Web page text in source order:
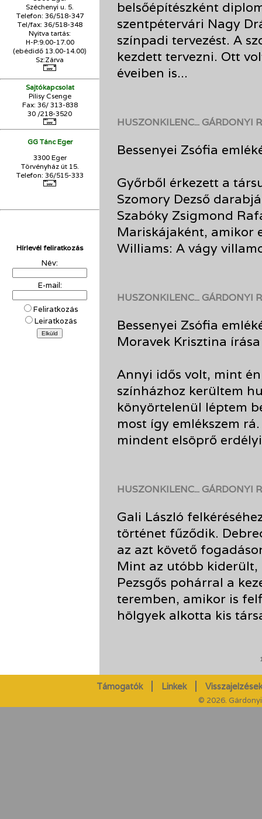
Széchenyi u. 5.
Telefon: 36/518-347
Tel/fax: 36/518-348
Nyitva tartás:
H-P:9.00-17.00
(ebédidő 13.00-14.00)
Sz:Zárva
Sajtókapcsolat
Pilisy Csenge
Fax: 36/ 313-838
30 /218-3520
GG Tánc Eger
3300 Eger
Törvényház út 15.
Telefon: 36/515-333
Hírlevél feliratkozás
Név:
E-mail:
Feliratkozás
Leiratkozás
belsőépítészként
szentpétervári Nagy
színpadi tervezést. A
kezdett tervezni. Ott
éveiben is...
HUSZONKILENC... GÁRDONYI
Bessenyei Zsófia
Győrből érkezett a
Szomory Dezső
Szabóky Zsigmond
Mariskájaként, amikor
Williams: A vágy
HUSZONKILENC... GÁRDONYI
Bessenyei Zsófia
Moravek Krisztina írása
Annyi idős volt, mint
színházhoz kerültem
könyörtelenül léptem
most így emlékszem
mindent elsöprő
HUSZONKILENC... GÁRDONYI
Gali László
történet fűződik.
az azt követő
Mint az utóbb kiderült,
Pezsgős pohárral a
teremben, amikor is
hölgyek alkotta kis
Támogatók Linkek
© 2026.